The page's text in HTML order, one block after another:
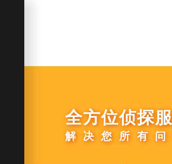
全方位侦探
解决您所有问